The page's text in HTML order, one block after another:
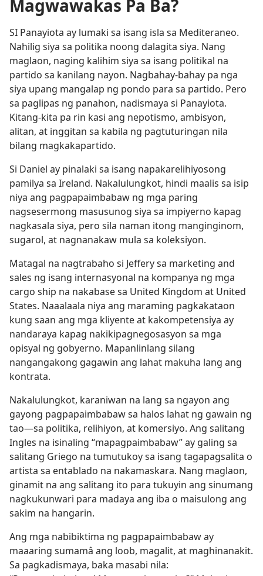
Magwawakas Pa Ba?
SI Panayiota ay lumaki sa isang isla sa Mediteraneo.
Nahilig siya sa politika noong dalagita siya. Nang
maglaon, naging kalihim siya sa isang politikal na
partido sa kanilang nayon. Nagbahay-bahay pa nga
siya upang mangalap ng pondo para sa partido. Pero
sa paglipas ng panahon, nadismaya si Panayiota.
Kitang-kita pa rin kasi ang nepotismo, ambisyon,
alitan, at inggitan sa kabila ng pagtuturingan nila
bilang magkakapartido.
Si Daniel ay pinalaki sa isang napakarelihiyosong
pamilya sa Ireland. Nakalulungkot, hindi maalis sa isip
niya ang pagpapaimbabaw ng mga paring
nagsesermong masusunog siya sa impiyerno kapag
nagkasala siya, pero sila naman itong manginginom,
sugarol, at nagnanakaw mula sa koleksiyon.
Matagal na nagtrabaho si Jeffery sa marketing and
sales ng isang internasyonal na kompanya ng mga
cargo ship na nakabase sa United Kingdom at United
States. Naaalaala niya ang maraming pagkakataon
kung saan ang mga kliyente at kakompetensiya ay
nandaraya kapag nakikipagnegosasyon sa mga
opisyal ng gobyerno. Mapanlinlang silang
nangangakong gagawin ang lahat makuha lang ang
kontrata.
Nakalulungkot, karaniwan na lang sa ngayon ang
gayong pagpapaimbabaw sa halos lahat ng gawain ng
tao—sa politika, relihiyon, at komersiyo. Ang salitang
Ingles na isinaling “mapagpaimbabaw” ay galing sa
salitang Griego na tumutukoy sa isang tagapagsalita o
artista sa entablado na nakamaskara. Nang maglaon,
ginamit na ang salitang ito para tukuyin ang sinumang
nagkukunwari para madaya ang iba o maisulong ang
sakim na hangarin.
Ang mga nabibiktima ng pagpapaimbabaw ay
maaaring sumamâ ang loob, magalit, at maghinanakit.
Sa pagkadismaya, baka masabi nila: